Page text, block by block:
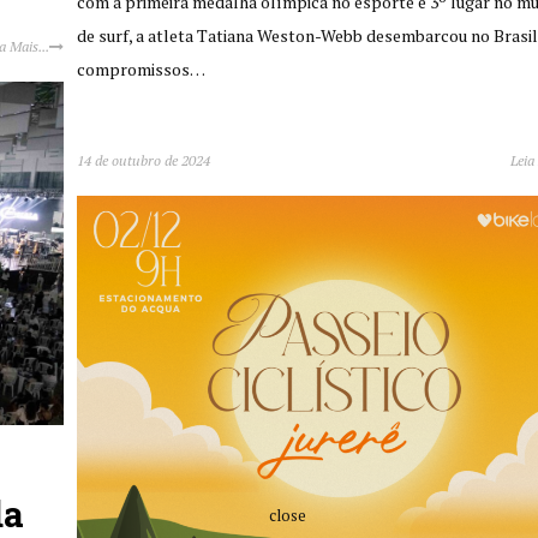
Mais...
de surf, a atleta Tatiana Weston-Webb desembarcou no
compromissos…
14 de outubro de 2024
close